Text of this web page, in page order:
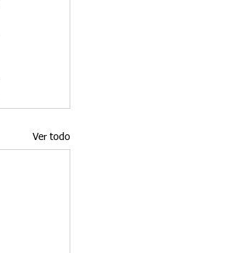
Ver todo